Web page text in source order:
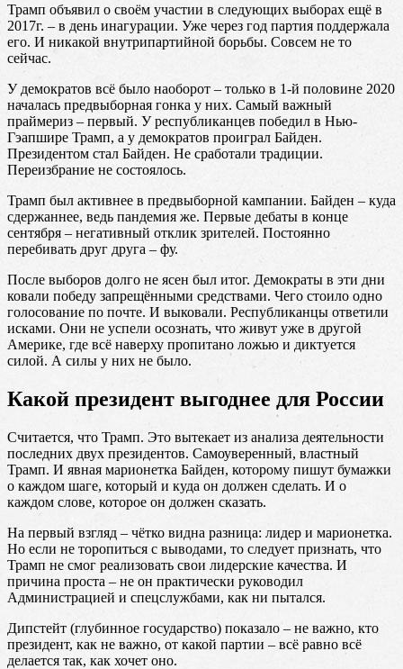
Трамп объявил о своём участии в следующих выборах ещё в
2017г. – в день инагурации. Уже через год партия поддержала
его. И никакой внутрипартийной борьбы. Совсем не то
сейчас.
У демократов всё было наоборот – только в 1-й половине 2020
началась предвыборная гонка у них. Самый важный
праймериз – первый. У республиканцев победил в Нью-
Гэапшире Трамп, а у демократов проиграл Байден.
Президентом стал Байден. Не сработали традиции.
Переизбрание не состоялось.
Трамп был активнее в предвыборной кампании. Байден – куда
сдержаннее, ведь пандемия же. Первые дебаты в конце
сентября – негативный отклик зрителей. Постоянно
перебивать друг друга – фу.
После выборов долго не ясен был итог. Демократы в эти дни
ковали победу запрещёнными средствами. Чего стоило одно
голосование по почте. И выковали. Республиканцы ответили
исками. Они не успели осознать, что живут уже в другой
Америке, где всё наверху пропитано ложью и диктуется
силой. А силы у них не было.
Какой президент выгоднее для России
Считается, что Трамп. Это вытекает из анализа деятельности
последних двух президентов. Самоуверенный, властный
Трамп. И явная марионетка Байден, которому пишут бумажки
о каждом шаге, который и куда он должен сделать. И о
каждом слове, которое он должен сказать.
На первый взгляд – чётко видна разница: лидер и марионетка.
Но если не торопиться с выводами, то следует признать, что
Трамп не смог реализовать свои лидерские качества. И
причина проста – не он практически руководил
Администрацией и спецслужбами, как ни пытался.
Дипстейт (глубинное государство) показало – не важно, кто
президент, как не важно, от какой партии – всё равно всё
делается так, как хочет оно.